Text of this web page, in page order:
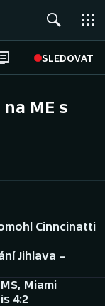
SLEDOVAT
ME s
Cinncinatti
Jihlava –
Miami
4:2